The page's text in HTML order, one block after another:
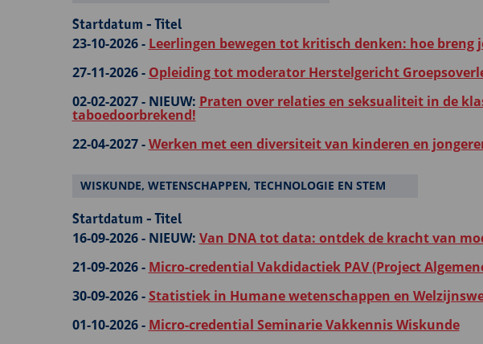
Startdatum - Titel
23-10-2026 - Leerlingen bewegen tot kritisch denken: hoe breng
27-11-2026 - Opleiding tot moderator Herstelgericht
02-02-2027 - NIEUW: Praten over relaties en seksualiteit in de
taboedoorbrekend!
22-04-2027 -Werken met een diversiteit van kinderen en
WISKUNDE, WETENSCHAPPEN, TECHNOLOGIE EN STEM
Startdatum - Titel
16-09-2026 - NIEUW: Van DNA tot data: ontdek de kracht van
21-09-2026 - Micro-credential Vakdidactiek PAV (Project
30-09-2026 -Statistiek in Humane wetenschappen en
01-10-2026 - Micro-credential Seminarie Vakkennis Wiskunde